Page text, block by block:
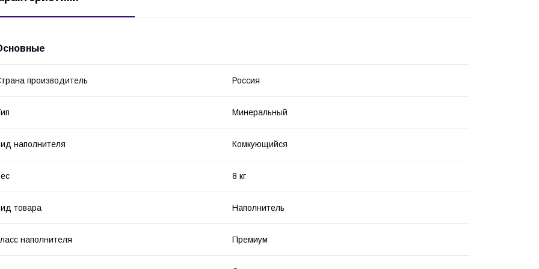
производитель Россия
Минеральный
наполнителя Комкующийся
8 кг
товара Наполнитель
наполнителя Премиум